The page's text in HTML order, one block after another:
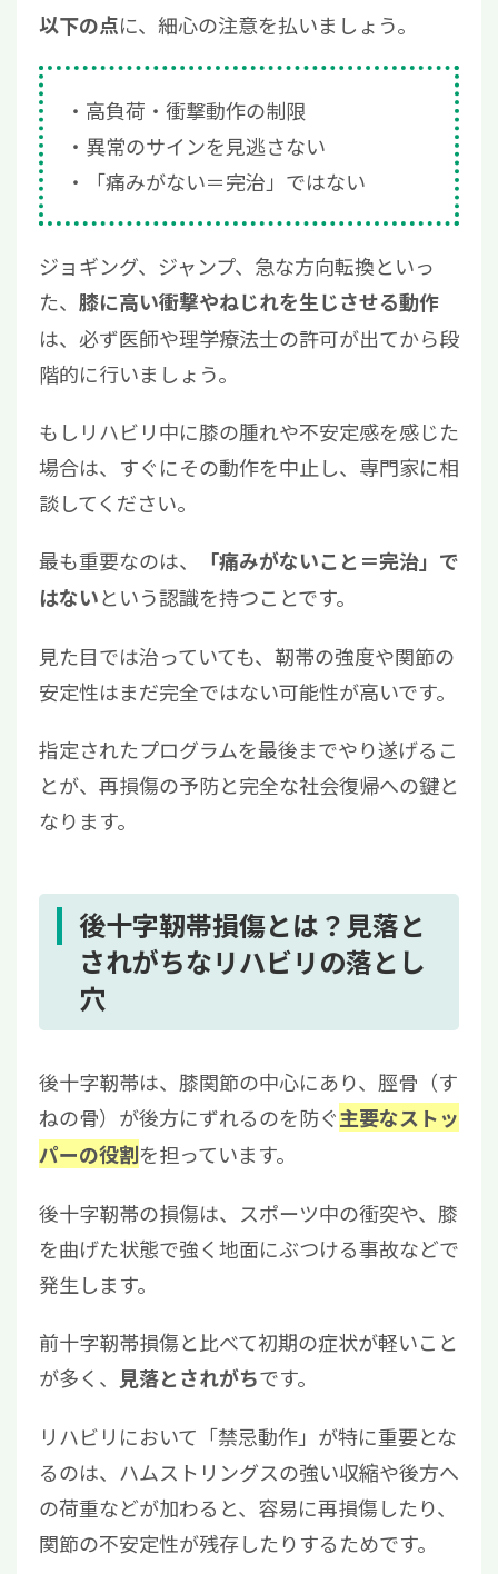
以下の点に、細心の注意を払いましょう。
高負荷・衝撃動作の制限
異常のサインを見逃さない
「痛みがない＝完治」ではない
ジョギング、ジャンプ、急な方向転換といっ
た、 膝に高い衝撃やねじれを生じさせる動作
は、必ず医師や理学療法士の許可が出てから段
階的に行いましょう。
もしリハビリ中に膝の腫れや不安定感を感じた
場合は、すぐにその動作を中止し、専門家に相
談してください。
最も重要なのは、
「痛みがないこと＝完治」で
はないという認識を持つことです。
見た目では治っていても、靭帯の強度や関節の
安定性はまだ完全ではない可能性が高いです。
指定されたプログラムを最後までやり遂げるこ
とが、再損傷の予防と完全な社会復帰への鍵と
なります。
後十字靭帯損傷とは？見落と
されがちなリハビリの落とし
穴
後十字靭帯は、膝関節の中心にあり、脛骨（す
ねの骨）が後方にずれるのを防ぐ主要なストッ
パーの役割を担っています。
後十字靭帯の損傷は、スポーツ中の衝突や、膝
を曲げた状態で強く地面にぶつける事故などで
発生します。
前十字靭帯損傷と比べて初期の症状が軽いこと
が多く、 見落とされがちです。
リハビリにおいて「禁忌動作」が特に重要とな
るのは、ハムストリングスの強い収縮や後方へ
の荷重などが加わると、容易に再損傷したり、
関節の不安定性が残存したりするためです。